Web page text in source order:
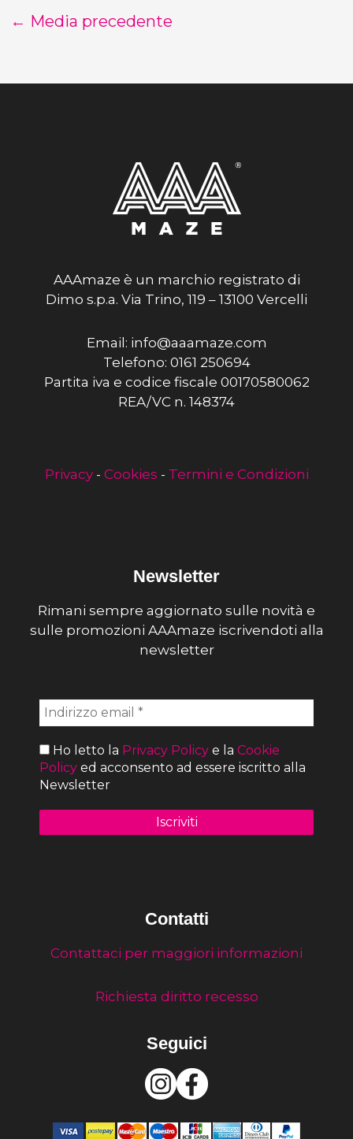
← Media precedente
AAAmaze è un marchio registrato di
Dimo s.p.a. Via Trino, 119 – 13100 Vercelli
Email: info@aaamaze.com
Telefono: 0161 250694
Partita iva e codice fiscale 00170580062
REA/VC n. 148374
Privacy- Cookies - Termini e Condizioni
Newsletter
Rimani sempre aggiornato sulle novità e
sulle promozioni AAAmaze iscrivendoti alla
newsletter
Ho letto la Privacy Policy e la Cookie
Policy ed acconsento ad essere iscritto alla
Newsletter
Contatti
Contattaci per maggiori informazioni
Richiesta diritto recesso
Seguici